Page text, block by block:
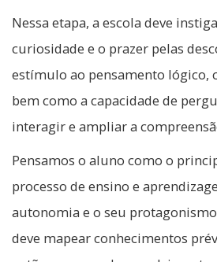
Nessa etapa, a escola deve
curiosidade e o prazer pelas
estímulo ao pensamento lógico,
bem como a capacidade de
interagir e ampliar a
Pensamos o aluno como o
processo de ensino e
autonomia e o seu
deve mapear conhecimentos